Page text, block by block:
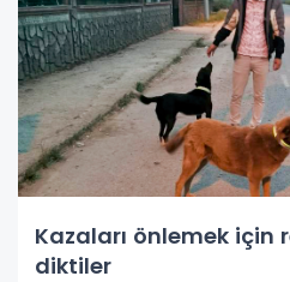
Kazaları önlemek
diktiler